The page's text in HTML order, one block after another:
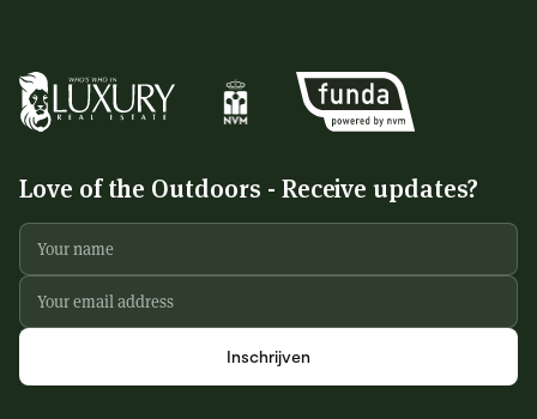
Love of the Outdoors - Receive updates?